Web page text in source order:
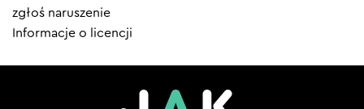
zgłoś naruszenie
Informacje o licencji